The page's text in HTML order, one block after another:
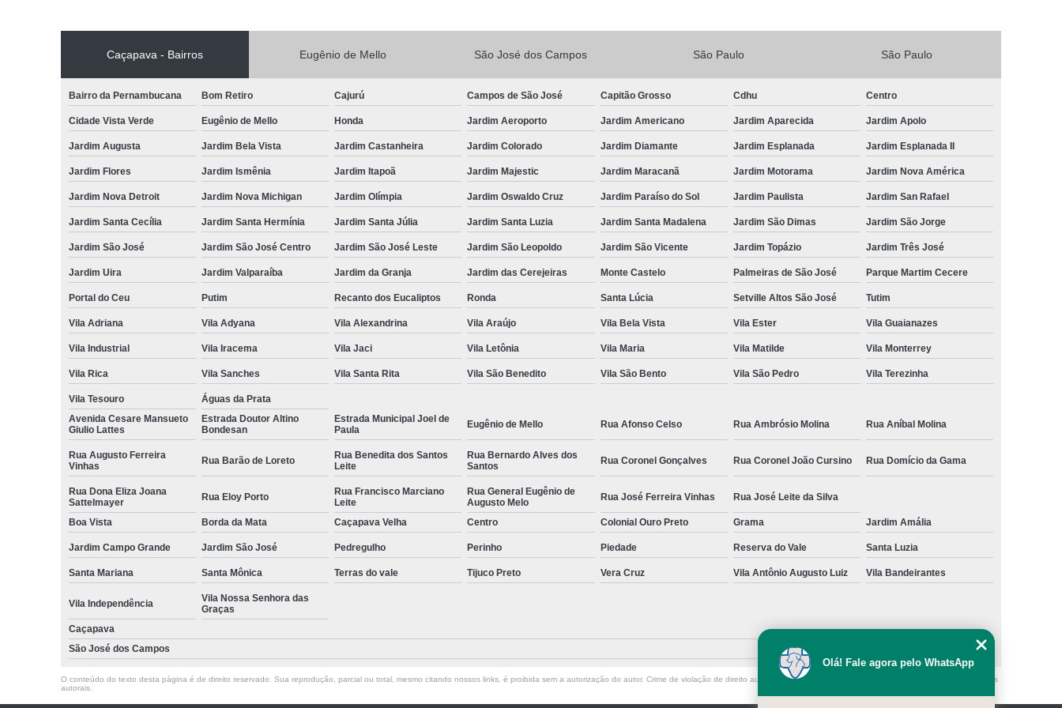
Veterinario 24hs
Veterinária 24 Horas
Veterinária 24 Horas Perto de Mim
Veterinária 24h
Veterinária 24h Perto de Mim
Veterinário 24 Horas
Veterinário 24 Horas Mais Próximo
Veterinário 24 Horas Perto de Mim
Veterinário 24h
Veterinário 24h Perto de Mim
Veterinário 24hrs
Vet Popular 24 Horas
Veterinario a Preço Popular
Veterinária Popular
Veterinária Popular 24 Horas
Veterinário 24 Horas Popular
Veterinário Popular
Veterinário Popular 24 Horas
Veterinário Popular 24h
Veterinário Popular Perto de Mim Veterinário Preço Popular
Caçapava - Bairros Eugênio de Mello São José dos Campos São Paulo São Paulo
Bairro da Pernambucana Bom Retiro Cajurú Campos de São José Capitão Grosso Cdhu Centro
Cidade Vista Verde Eugênio de Mello Honda Jardim Aeroporto Jardim Americano Jardim Aparecida Jardim Apolo
Jardim Augusta Jardim Bela Vista Jardim Castanheira Jardim Colorado Jardim Diamante Jardim Esplanada Jardim Esplanada II
Jardim Flores Jardim Ismênia Jardim Itapoã Jardim Majestic Jardim Maracanã Jardim Motorama Jardim Nova América
Jardim Nova Detroit Jardim Nova Michigan Jardim Olímpia Jardim Oswaldo Cruz Jardim Paraíso do Sol Jardim Paulista Jardim San Rafael
Jardim Santa Cecília Jardim Santa Hermínia Jardim Santa Júlia Jardim Santa Luzia Jardim Santa Madalena Jardim São Dimas Jardim São Jorge
Jardim São José Jardim São José Centro Jardim São José Leste Jardim São Leopoldo Jardim São Vicente Jardim Topázio Jardim Três José
Jardim Uira Jardim Valparaíba Jardim da Granja Jardim das Cerejeiras Monte Castelo Palmeiras de São José Parque Martim Cecere
Portal do Ceu Putim Recanto dos Eucaliptos Ronda Santa Lúcia Setville Altos São José Tutim
Vila Adriana Vila Adyana Vila Alexandrina Vila Araújo Vila Bela Vista Vila Ester Vila Guaianazes
Vila Industrial Vila Iracema Vila Jaci Vila Letônia Vila Maria Vila Matilde Vila Monterrey
Vila Rica Vila Sanches Vila Santa Rita Vila São Benedito Vila São Bento Vila São Pedro Vila Terezinha
Vila Tesouro
Águas da Prata
Avenida Cesare Mansueto
Giulio Lattes
Estrada Doutor Altino
Bondesan
Estrada Municipal Joel de
Paula
Eugênio de Mello Rua Afonso Celso Rua Ambrósio Molina Rua Aníbal Molina
Rua Augusto Ferreira
Vinhas
Rua Barão de Loreto
Rua Benedita dos Santos
Leite
Rua Bernardo Alves dos
Santos
Rua Coronel Gonçalves Rua Coronel João Cursino Rua Domício da Gama
Rua Dona Eliza Joana
Sattelmayer
Rua Eloy Porto
Rua Francisco Marciano
Leite
Rua General Eugênio de
Augusto Melo
Rua José Ferreira Vinhas Rua José Leite da Silva
Boa Vista Borda da Mata Caçapava Velha Centro Colonial Ouro Preto Grama Jardim Amália
Jardim Campo Grande Jardim São José Pedregulho Perinho Piedade Reserva do Vale Santa Luzia
Santa Mariana Santa Mônica Terras do vale Tijuco Preto Vera Cruz Vila Antônio Augusto Luiz Vila Bandeirantes
Vila Independência
Vila Nossa Senhora das
Graças
Caçapava
São José dos Campos
O conteúdo do texto desta página é de direito reservado. Sua reprodução, parcial ou total, mesmo citando nossos links, é proibida sem a autorização do autor. Crime de violação de direito autoral – artigo 184 do Código Penal –
Lei 9610/98 - Lei de direitos
autorais
Olá! Fale agora pelo WhatsApp